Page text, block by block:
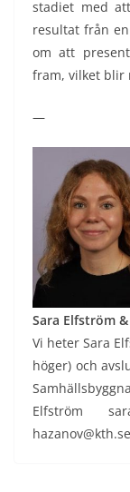
stadiet med
resultat från
om att
fram, vilket blir
—
Sara Elfström
Vi heter Sara
höger) och
Elfström
hazanov@kth.se